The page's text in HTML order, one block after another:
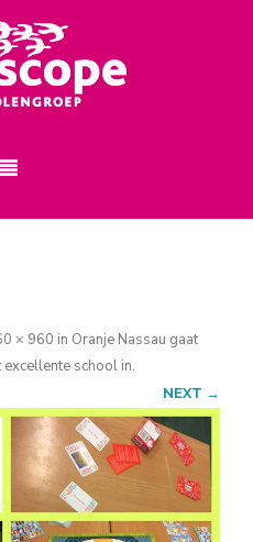
× 960 in Oranje Nassau gaat
school in.
NEXT →